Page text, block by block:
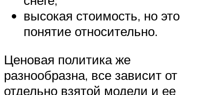
высокая стоимость, но это
понятие относительно.
Ценовая политика же
разнообразна, все зависит от
отдельно взятой модели и ее